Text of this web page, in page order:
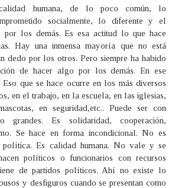
humana, de lo poco común, lo
socialmente, lo diferente y el
por los demás. Es esa actitud lo que hace
Hay una inmensa mayoría que no está
dedo por los otros. Pero siempre ha habido
de hacer algo por los demás. En ese
que se hace ocurre en los más diversos
en el trabajo, en la escuela, en las iglesias,
en seguridad,etc.. Puede ser con
grandes. Es solidaridad, cooperación,
Se hace en forma incondicional. No es
política. Es calidad humana. No vale y se
políticos o funcionarios con recursos
de partidos políticos. Ahí no existe lo
y desfiguros cuando se presentan como